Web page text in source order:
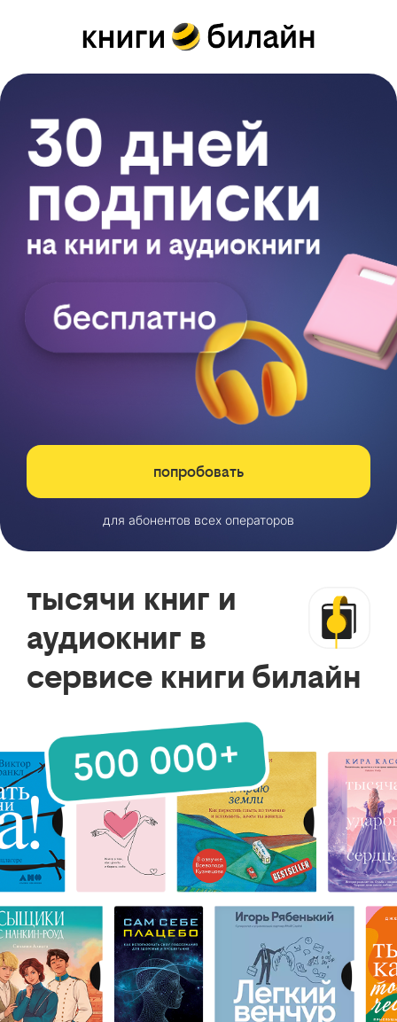
попробовать
для абонентов всех операторов
тысячи книг и
аудиокниг в
сервисе книги билайн